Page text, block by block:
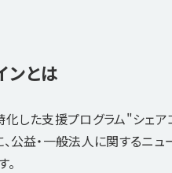
ンとは
化した支援プログラム"シェ
公益・一般法人に関するニ